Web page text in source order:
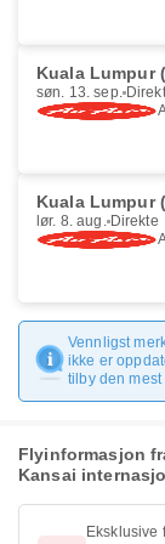
Kuala Lumpur
søn. 13. sep.
Kuala Lumpur
lør. 8. aug. Direkte
Vennligst
ikke er
tilby den
Flyinformasjon
Kansai
Eksklusive